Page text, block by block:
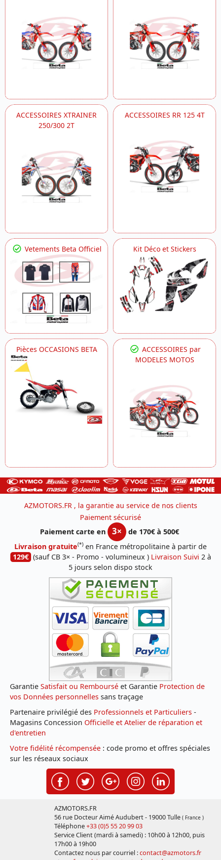
ACCESSOIRES XTRAINER
250/300 2T
ACCESSOIRES RR 125 4T
Vetements Beta Officiel Kit Déco et Stickers
Pièces OCCASIONS BETA
ACCESSOIRES par
MODELES MOTOS
AZMOTORS.FR , la garantie au service de nos clients
Paiement sécurisé
Paiement carte en
3×
de 170€ à 500€
Livraison gratuite(*) en France métropolitaine à partir de
129€ (sauf CB 3× - Promo - volumineux ) Livraison Suivi 2 à
5 jours selon dispo stock
Garantie Satisfait ou Remboursé et Garantie Protection de
vos Données personnelles sans traçage
Partenaire privilégié des Professionnels et Particuliers -
Magasins Concession Officielle et Atelier de réparation et
d'entretien
Votre fidélité récompensée : code promo et offres spéciales
sur les réseaux sociaux
AZMOTORS.FR
56 rue Docteur Aimé Audubert - 19000 Tulle ( France )
Téléphone+33 (0)5 55 20 99 03
Service Client (mardi à samedi) : 10h00 à 12h00, puis
17h00 à 19h00
Contactez nous par courriel :contact@azmotors.fr